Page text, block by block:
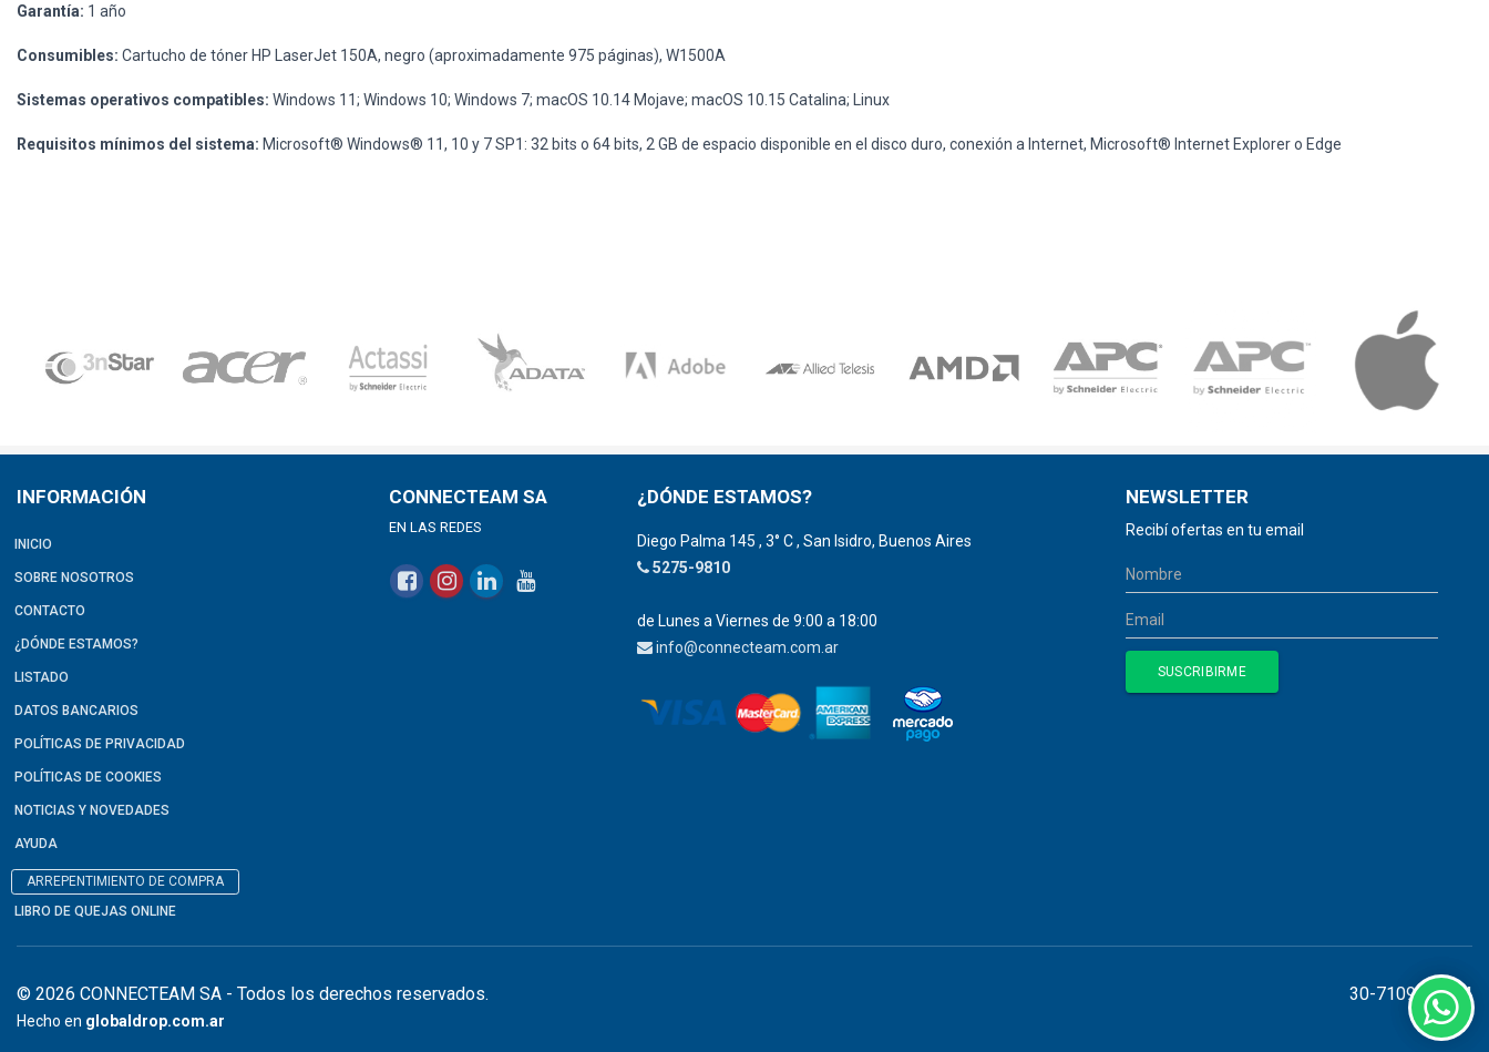
Garantía: 1 año
Consumibles: Cartucho de tóner HP LaserJet 150A, negro (aproximadamente 975 páginas), W1500A
Sistemas operativos compatibles: Windows 11; Windows 10; Windows 7; macOS 10.14 Mojave; macOS 10.15 Catalina; Linux
Requisitos mínimos del sistema: Microsoft® Windows® 11, 10 y 7 SP1: 32 bits o 64 bits, 2 GB de espacio disponible en el disco duro, conexión a Internet, Microsoft® Internet Explorer o Edge
INFORMACIÓN
INICIO
SOBRE NOSOTROS
CONTACTO
¿DÓNDE ESTAMOS?
LISTADO
DATOS BANCARIOS
POLÍTICAS DE PRIVACIDAD
POLÍTICAS DE COOKIES
NOTICIAS Y NOVEDADES
AYUDA
ARREPENTIMIENTO DE COMPRA
LIBRO DE QUEJAS ONLINE
CONNECTEAM SA
EN LAS REDES
¿DÓNDE ESTAMOS?
Diego Palma 145 , 3° C , San Isidro, Buenos Aires
5275-9810
de Lunes a Viernes de 9:00 a 18:00
info@connecteam.com.ar
NEWSLETTER
Recibí ofertas en tu email
© 2026 CONNECTEAM SA - Todos los derechos reservados.
Hecho en globaldrop.com.ar
30-71098155-4